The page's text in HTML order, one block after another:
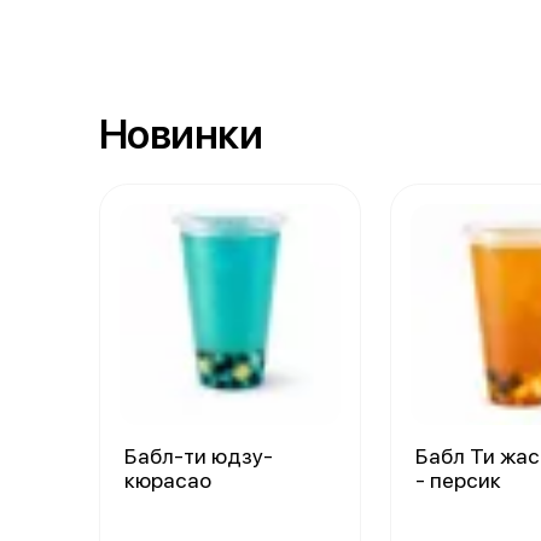
Новинки
Бабл-ти юдзу-
кюрасао
Бабл Ти
- персик